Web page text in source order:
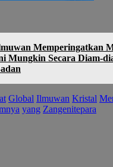
Memperingatkan
Mungkin Secara Diam-
Global Ilmuwan Kristal
yang Zangenitepara